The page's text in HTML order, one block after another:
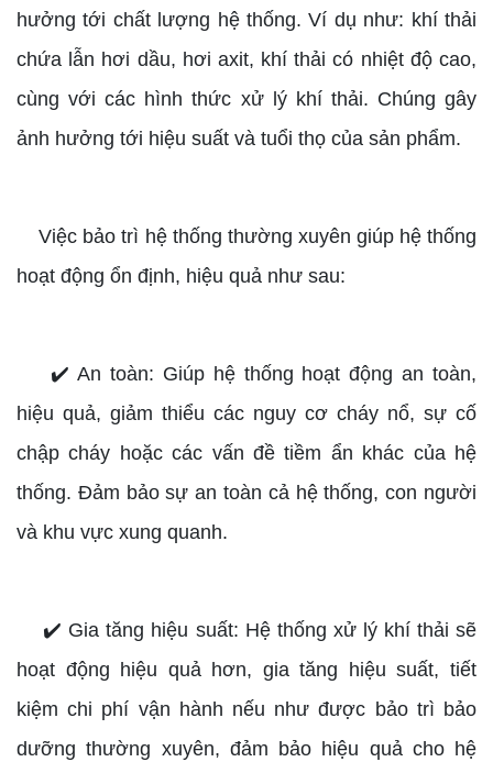
hưởng tới chất lượng hệ thống. Ví dụ như: khí thải
chứa lẫn hơi dầu, hơi axit, khí thải có nhiệt độ cao,
cùng với các hình thức xử lý khí thải. Chúng gây
ảnh hưởng tới hiệu suất và tuổi thọ của sản phẩm.
Việc bảo trì hệ thống thường xuyên giúp hệ thống
hoạt động ổn định, hiệu quả như sau:
✔️ An toàn: Giúp hệ thống hoạt động an toàn,
hiệu quả, giảm thiểu các nguy cơ cháy nổ, sự cố
chập cháy hoặc các vấn đề tiềm ẩn khác của hệ
thống. Đảm bảo sự an toàn cả hệ thống, con người
và khu vực xung quanh.
✔️ Gia tăng hiệu suất: Hệ thống xử lý khí thải sẽ
hoạt động hiệu quả hơn, gia tăng hiệu suất, tiết
kiệm chi phí vận hành nếu như được bảo trì bảo
dưỡng thường xuyên, đảm bảo hiệu quả cho hệ